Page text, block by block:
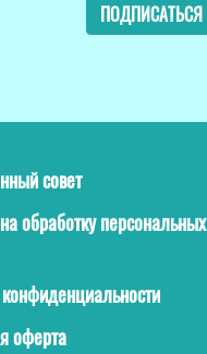
ПОДПИСАТЬСЯ
совет
обработку персональных
оферта